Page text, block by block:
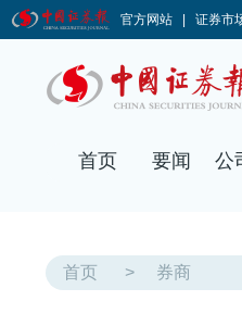
首页 要闻 公
首页 > 券商